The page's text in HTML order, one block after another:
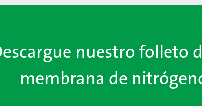
nuestro folleto
membrana de